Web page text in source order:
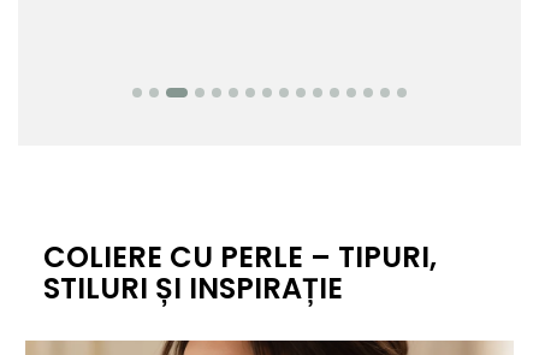
COLIERE CU PERLE – TIPURI,
STILURI ȘI INSPIRAȚIE